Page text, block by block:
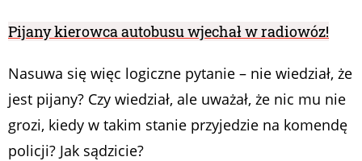
Pijany kierowca autobusu wjechał w radiowóz!
Nasuwa się więc logiczne pytanie – nie wiedział, że
jest pijany? Czy wiedział, ale uważał, że nic mu nie
grozi, kiedy w takim stanie przyjedzie na komendę
policji? Jak sądzicie?